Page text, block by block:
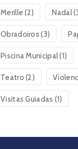
Merille (2) Nadal
Obradoiros (3)
Piscina Municipal(1)
Teatro (2)
Visitas Guiadas (1)